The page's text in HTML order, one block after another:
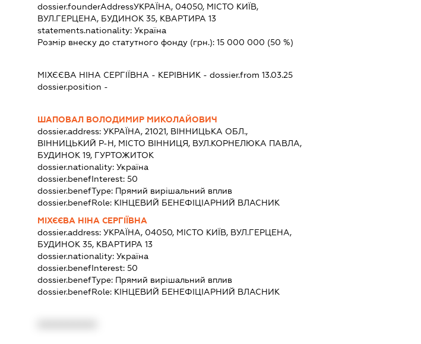
dossier.founderAddressУКРАЇНА, 04050, МІСТО КИЇВ,
ВУЛ.ГЕРЦЕНА, БУДИНОК 35, КВАРТИРА 13
statements.nationality:Україна
Розмір внеску до статутного фонду (грн.):15 000 000 (50 %)
МІХЄЄВА НІНА СЕРГІЇВНА - КЕРІВНИК - dossier.from 13.03.25
dossier.position -
ШАПОВАЛ ВОЛОДИМИР МИКОЛАЙОВИЧ
dossier.address:УКРАЇНА, 21021, ВІННИЦЬКА ОБЛ.,
ВІННИЦЬКИЙ Р-Н, МІСТО ВІННИЦЯ, ВУЛ.КОРНЕЛЮКА ПАВЛА,
БУДИНОК 19, ГУРТОЖИТОК
dossier.nationality:Україна
dossier.benefInterest:50
dossier.benefType: Прямий вирішальний вплив
dossier.benefRole: КІНЦЕВИЙ БЕНЕФІЦІАРНИЙ ВЛАСНИК
МІХЄЄВА НІНА СЕРГІЇВНА
dossier.address:УКРАЇНА, 04050, МІСТО КИЇВ, ВУЛ.ГЕРЦЕНА,
БУДИНОК 35, КВАРТИРА 13
dossier.nationality:Україна
dossier.benefInterest:50
dossier.benefType: Прямий вирішальний вплив
dossier.benefRole: КІНЦЕВИЙ БЕНЕФІЦІАРНИЙ ВЛАСНИК